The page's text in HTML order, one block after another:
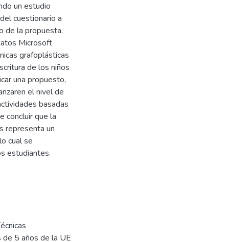
un estudio
cuestionario a
de la propuesta,
Microsoft
grafoplásticas
de los niños
una propuesto,
el nivel de
basadas
concluir que la
representa un
cual se
estudiantes.
5 años de la UE